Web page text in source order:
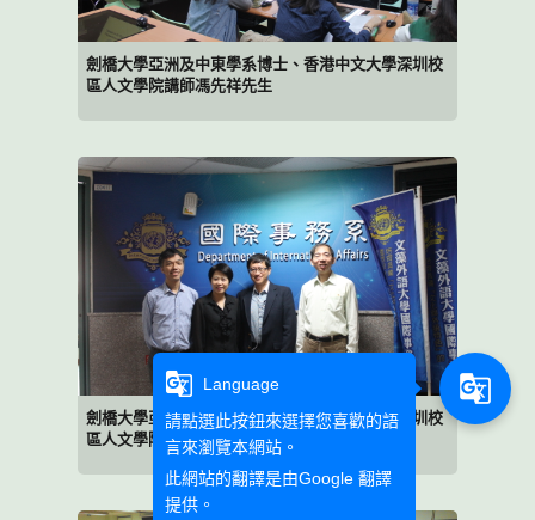
劍橋大學亞洲及中東學系博士、香港中文大學深圳校
區人文學院講師馮先祥先生
劍橋大學亞洲及中東學系博士、香港中文大學深圳校
區人文學院講師馮先祥先生
g_translate
Language
請點選此按鈕來選擇您喜歡的語
言來瀏覽本網站。
此網站的翻譯是由Google 翻譯
提供。
g_translate